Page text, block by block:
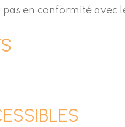
en conformité avec